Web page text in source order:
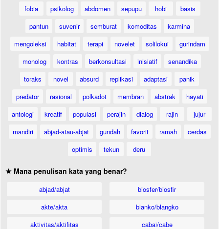
fobia psikolog abdomen sepupu hobi
basis
pantun
suvenir semburat komoditas
karmina
mengoleksi
habitat terapi novelet solilokui
gurindam
monolog
kontras berkonsultasi inisiatif
senandika
toraks
novel absurd replikasi adaptasi
panik
predator
rasional polkadot membran abstrak
hayati
antologi
kreatif populasi perajin dialog rajin
jujur
mandiri
abjad-atau-abjat gundah favorit ramah
cerdas
optimis
tekun deru
★ Mana penulisan kata yang benar?
abjad/abjat
akte/akta
aktivitas/aktifitas
biosfer/biosfir
blanko/blangko
cabai/cabe